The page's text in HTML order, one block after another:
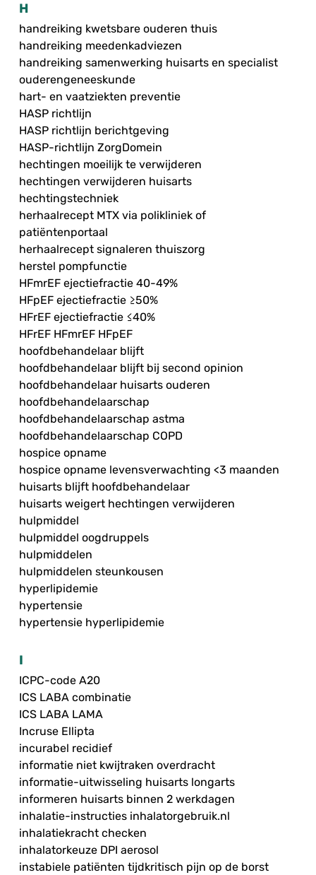
H
handreiking kwetsbare ouderen thuis
handreiking meedenkadviezen
handreiking samenwerking huisarts en specialist
ouderengeneeskunde
hart- en vaatziekten preventie
HASP richtlijn
HASP richtlijn berichtgeving
HASP-richtlijn ZorgDomein
hechtingen moeilijk te verwijderen
hechtingen verwijderen huisarts
hechtingstechniek
herhaalrecept MTX via polikliniek of
patiëntenportaal
herhaalrecept signaleren thuiszorg
herstel pompfunctie
HFmrEF ejectiefractie 40-49%
HFpEF ejectiefractie ≥50%
HFrEF ejectiefractie ≤40%
HFrEF HFmrEF HFpEF
hoofdbehandelaar blijft
hoofdbehandelaar blijft bij second opinion
hoofdbehandelaar huisarts ouderen
hoofdbehandelaarschap
hoofdbehandelaarschap astma
hoofdbehandelaarschap COPD
hospice opname
hospice opname levensverwachting <3 maanden
huisarts blijft hoofdbehandelaar
huisarts weigert hechtingen verwijderen
hulpmiddel
hulpmiddel oogdruppels
hulpmiddelen
hulpmiddelen steunkousen
hyperlipidemie
hypertensie
hypertensie hyperlipidemie
I
ICPC-code A20
ICS LABA combinatie
ICS LABA LAMA
Incruse Ellipta
incurabel recidief
informatie niet kwijtraken overdracht
informatie-uitwisseling huisarts longarts
informeren huisarts binnen 2 werkdagen
inhalatie-instructies inhalatorgebruik.nl
inhalatiekracht checken
inhalatorkeuze DPI aerosol
instabiele patiënten tijdkritisch pijn op de borst